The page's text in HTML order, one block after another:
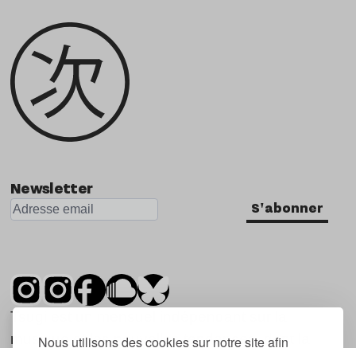
Nous utilisons des cookies sur notre site afin
Newsletter
S'abonner
Tsugi est un mensuel indépendant sur la
musique et les nouvelles tendances, dont la